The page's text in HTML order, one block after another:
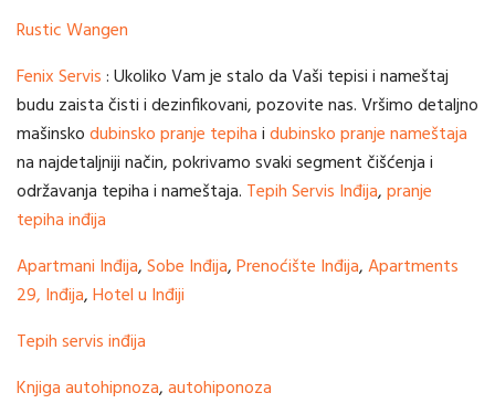
Rustic Wangen
Fenix Servis: Ukoliko Vam je stalo da Vaši tepisi i nameštaj
budu zaista čisti i dezinfikovani, pozovite nas. Vršimo detaljno
mašinskodubinsko pranje tepihaidubinsko pranje nameštaja
na najdetaljniji način, pokrivamo svaki segment čišćenja i
održavanja tepiha i nameštaja. Tepih Servis Inđija,pranje
tepiha inđija
Apartmani Inđija,Sobe Inđija,Prenoćište Inđija,Apartments
29, Inđija,Hotel u Inđiji
Tepih servis inđija
Knjiga autohipnoza,autohiponoza